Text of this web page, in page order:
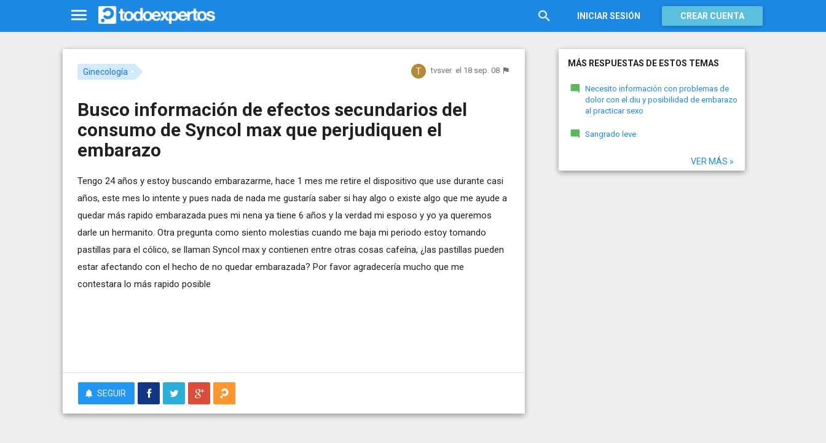
INICIAR SESIÓN CREAR CUENTA
Ginecología tvsver el 18 sep. 08
Busco información de efectos secundarios del
consumo de Syncol max que perjudiquen el
embarazo
Tengo 24 años y estoy buscando embarazarme, hace 1 mes me retire el dispositivo que use durante casi
años, este mes lo intente y pues nada de nada me gustaría saber si hay algo o existe algo que me ayude a
quedar más rapido embarazada pues mi nena ya tiene 6 años y la verdad mi esposo y yo ya queremos
darle un hermanito. Otra pregunta como siento molestias cuando me baja mi periodo estoy tomando
pastillas para el cólico, se llaman Syncol max y contienen entre otras cosas cafeína, ¿las pastillas pueden
estar afectando con el hecho de no quedar embarazada? Por favor agradecería mucho que me
contestara lo más rapido posible
SEGUIR
MÁS RESPUESTAS DE ESTOS TEMAS
Necesito información con problemas de
dolor con el diu y posibilidad de embarazo
al practicar sexo
Sangrado leve
VER MÁS »